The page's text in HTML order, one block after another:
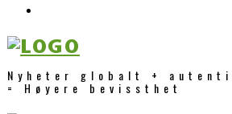
Nyheter globalt +
= Høyere bevissthet